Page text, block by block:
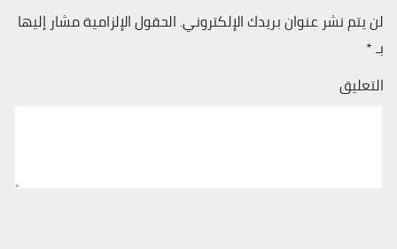
لن يتم نشر عنوان بريدك الإلكتروني. الحقول الإلزامية مشار إليها
بـ*
التعليق